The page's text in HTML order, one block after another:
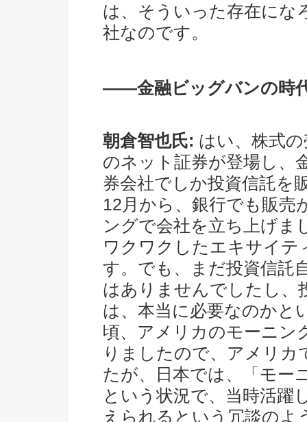
は、そういった存在にな
社なのです。
――金融ビッグバンの時
朝倉智也氏: はい、株式
のネット証券が登場し、
券会社でしか投資信託を
12月から、銀行でも販
ングで会社を立ち上げま
ワクワクしたエキサイテ
す。でも、まだ投資信託
はありませんでしたし、
は、本当に必要なのかと
頃、アメリカのモーニン
りましたので、アメリ
たが、日本では、「モー
という状況で、当時活躍
えられるという冗談のよ